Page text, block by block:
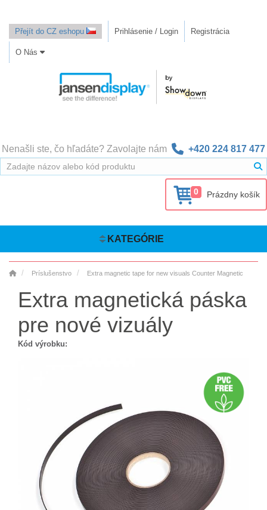
Přejít do CZ eshopu Prihlásenie / Login Registrácia
O Nás
Nenašli ste, čo hľadáte? Zavolajte nám +420 224 817 477
0 Prázdny košík
KATEGÓRIE
Príslušenstvo Extra magnetic tape for new visuals Counter Magnetic
Extra magnetická páska
pre nové vizuály
Kód výrobku: